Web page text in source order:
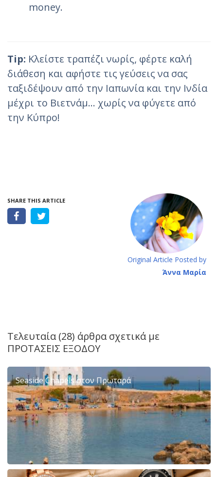
money.
Tip: Κλείστε τραπέζι νωρίς, φέρτε καλή
διάθεση και αφήστε τις γεύσεις να σας
ταξιδέψουν από την Ιαπωνία και την Ινδία
μέχρι το Βιετνάμ… χωρίς να φύγετε από
την Κύπρο!
SHARE THIS ARTICLE
Original Article Posted by
Άννα Μαρία
Τελευταία (28) άρθρα σχετικά με
ΠΡΟΤΑΣΕΙΣ ΕΞΟΔΟΥ
Seaside Chapels στον Πρωταρά